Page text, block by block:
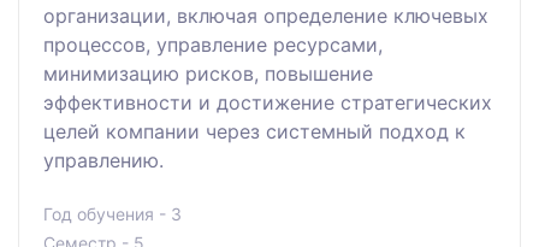
организации, включая определение ключевых
процессов, управление ресурсами,
минимизацию рисков, повышение
эффективности и достижение стратегических
целей компании через системный подход к
управлению.
Год обучения - 3
Семестр - 5